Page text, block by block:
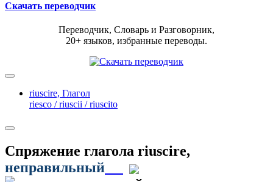
Скачать переводчик
Переводчик, Словарь и Разговорник,
20+ языков, избранные переводы.
riuscire, Глагол
riesco / riuscii / riuscito
Спряжение глагола riuscire,
неправильный